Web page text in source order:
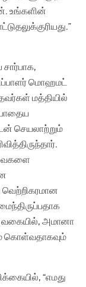
உங்களின்
சார்பாக,
மொஹமட்
மத்தியில்
செயலாற்றும்
வகையில், அமானா
கொள்வதாகவும்
“எமது